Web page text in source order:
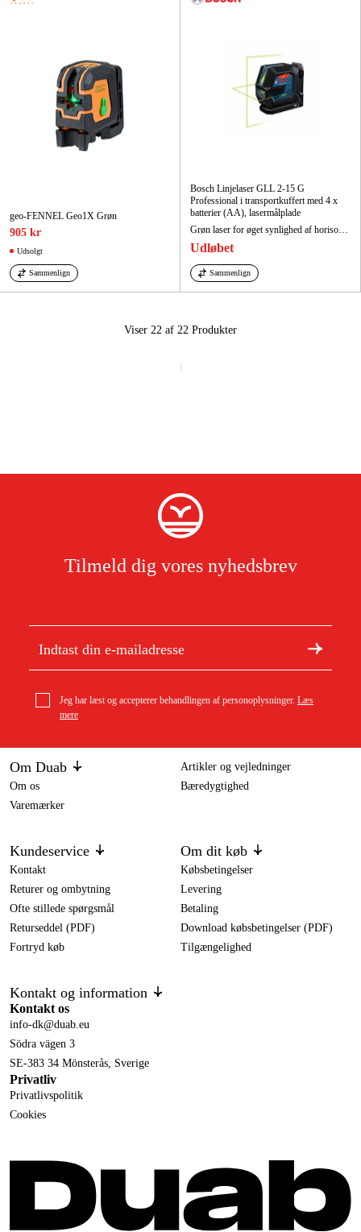
geo-FENNEL Geo1X Grøn
905 kr
Udsolgt
Sammenlign
Bosch Linjelaser GLL 2-15 G
Professional i transportkuffert med 4 x
batterier (AA), lasermålplade
Grøn laser for øget synlighed af horisontale og vertikale linjer
Udløbet
Sammenlign
Viser 22 af 22 Produkter
Tilmeld dig vores nyhedsbrev
Jeg har læst og accepterer behandlingen af personoplysninger. Læs
mere
Om Duab
Om os
Varemærker
Artikler og vejledninger
Bæredygtighed
Kundeservice
Kontakt
Returer og ombytning
Ofte stillede spørgsmål
Returseddel (PDF)
Fortryd køb
Om dit køb
Købsbetingelser
Levering
Betaling
Download købsbetingelser (PDF)
Tilgængelighed
Kontakt og information
Kontakt os
info-dk@duab.eu
Södra vägen 3
SE-383 34 Mönsterås, Sverige
Privatliv
Privatlivspolitik
Cookies